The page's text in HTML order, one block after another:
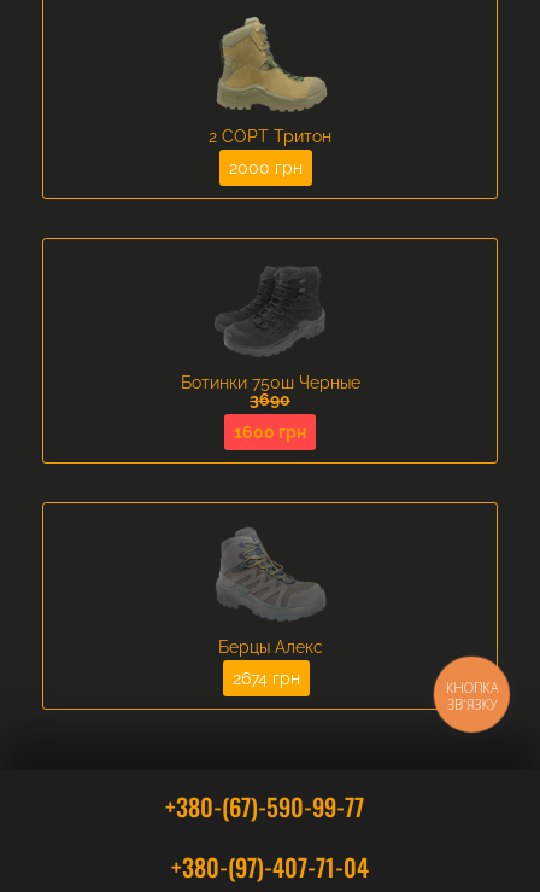
2 СОРТ Тритон
2000 грн
Ботинки 750ш Черные
3690
1600 грн
Берцы Алекс
2674 грн
+380-(67)-590-99-77
+380-(97)-407-71-04
КНОПКА
ЗВ'ЯЗКУ